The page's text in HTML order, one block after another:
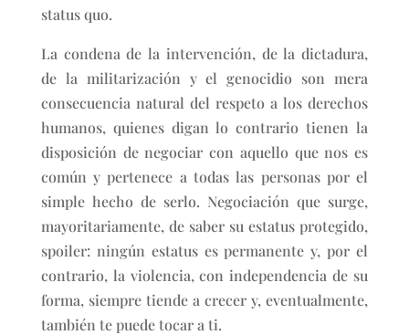
status quo.
La condena de la intervención, de la dictadura,
de la militarización y el genocidio son mera
consecuencia natural del respeto a los derechos
humanos, quienes digan lo contrario tienen la
disposición de negociar con aquello que nos es
común y pertenece a todas las personas por el
simple hecho de serlo. Negociación que surge,
mayoritariamente, de saber su estatus protegido,
spoiler: ningún estatus es permanente y, por el
contrario, la violencia, con independencia de su
forma, siempre tiende a crecer y, eventualmente,
también te puede tocar a ti.